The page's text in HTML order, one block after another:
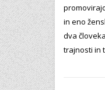
in eno
dva
trajnosti in